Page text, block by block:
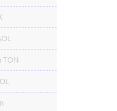
TON